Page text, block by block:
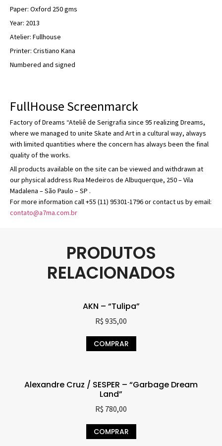
Paper: Oxford 250 gms
Year: 2013
Atelier: Fullhouse
Printer: Cristiano Kana
Numbered and signed
FullHouse Screenmarck
Factory of Dreams “Ateliê de Serigrafia since 95 realizing Dreams,
where we managed to unite Skate and Art in a cultural way, always
with limited quantities where the concern has always been the final
quality of the works.
All products available on the site can be viewed and withdrawn at
our physical address Rua Medeiros de Albuquerque, 250 – Vila
Madalena – São Paulo – SP .
For more information call +55 (11) 95301-1796 or contact us by email:
contato@a7ma.com.br
PRODUTOS
RELACIONADOS
AKN – “Tulipa”
R$ 935,00
COMPRAR
Alexandre Cruz / SESPER – “Garbage Dream
Land”
R$ 780,00
COMPRAR